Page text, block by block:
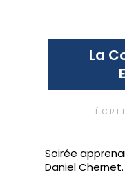
La
Soirée
Daniel Chernet.